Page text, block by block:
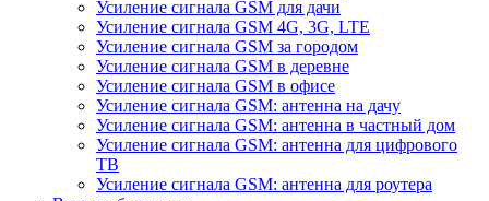
Усиление сигнала GSM для дачи
Усиление сигнала GSM 4G, 3G, LTE
Усиление сигнала GSM за городом
Усиление сигнала GSM в деревне
Усиление сигнала GSM в офисе
Усиление сигнала GSM: антенна на дачу
Усиление сигнала GSM: антенна в частный дом
Усиление сигнала GSM: антенна для цифрового
ТВ
Усиление сигнала GSM: антенна для роутера